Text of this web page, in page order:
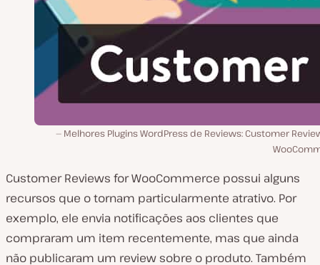
Melhores Plugins WordPress de Reviews: Customer
Customer Reviews for WooCommerce possui alguns
recursos que o tornam particularmente atrativo. Por
exemplo, ele envia notificações aos clientes que
compraram um item recentemente, mas que ainda
não publicaram um review sobre o produto. Também